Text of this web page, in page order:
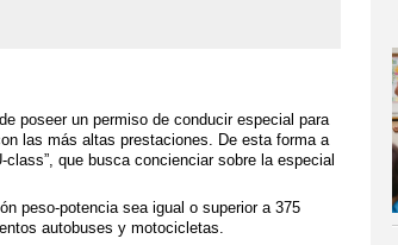
poseer un permiso de conducir especial para
las más altas prestaciones. De esta forma a
que busca concienciar sobre la especial
peso-potencia sea igual o superior a 375
autobuses y motocicletas.